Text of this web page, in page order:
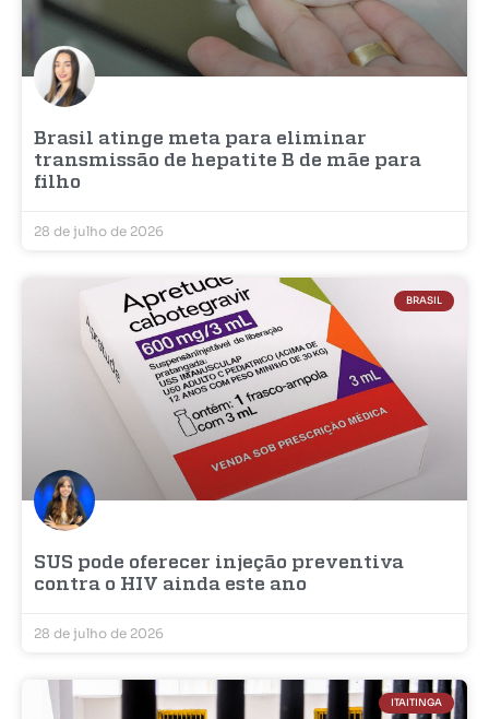
Brasil atinge meta para eliminar
transmissão de hepatite B de mãe para
filho
28 de julho de 2026
BRASIL
SUS pode oferecer injeção preventiva
contra o HIV ainda este ano
28 de julho de 2026
ITAITINGA